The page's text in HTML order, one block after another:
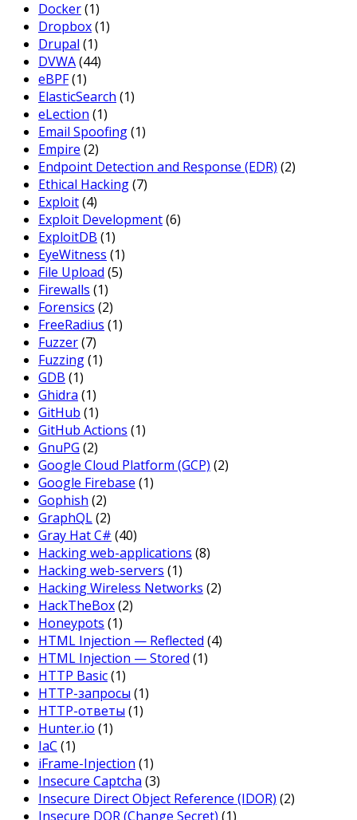
Docker(1)
Dropbox(1)
Drupal (1)
DVWA(44)
eBPF(1)
ElasticSearch (1)
eLection (1)
Email Spoofing(1)
Empire (2)
Endpoint Detection and Response (EDR) (2)
Ethical Hacking(7)
Exploit(4)
Exploit Development(6)
ExploitDB (1)
EyeWitness (1)
File Upload (5)
Firewalls (1)
Forensics (2)
FreeRadius (1)
Fuzzer(7)
Fuzzing(1)
GDB (1)
Ghidra (1)
GitHub (1)
GitHub Actions (1)
GnuPG (2)
Google Cloud Platform (GCP) (2)
Google Firebase (1)
Gophish (2)
GraphQL(2)
Gray Hat C# (40)
Hacking web-applications (8)
Hacking web-servers (1)
Hacking Wireless Networks (2)
HackTheBox(2)
Honeypots (1)
HTML Injection — Reflected (4)
HTML Injection — Stored (1)
HTTP Basic(1)
HTTP-запросы (1)
HTTP-ответы (1)
Hunter.io (1)
IaC (1)
iFrame-Injection (1)
Insecure Captcha (3)
Insecure Direct Object Reference (IDOR) (2)
Insecure DOR (Change Secret) (1)